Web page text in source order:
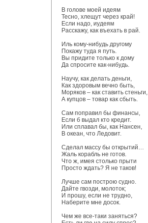
В голове моей идеям
Тесно, хлещут через край!
Если надо, иудеям
Расскажу, как въехать в рай.
Иль кому-нибудь другому
Покажу туда я путь.
Вы придите только к дому
Да спросите как-нибудь.
Научу, как делать деньги,
Как здоровым вечно быть,
Моряков – как ставить стеньги,
А купцов – товар как сбыть.
Сам поправил бы финансы,
Если б выдал кто кредит.
Или сплавал бы, как Нансен,
В океан, что Ледовит.
Сделал массу бы открытий…
Жаль корабль не готов.
Что ж, имея столько прыти
Просто ждать? Я не таков!
Лучше сам построю судно.
Дайте гвозди, молоток;
И прошу, если не трудно,
Наберите мне досок.
Чем же все-таки заняться?